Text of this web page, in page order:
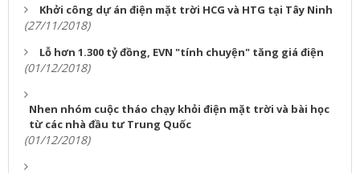
Khởi công dự án điện mặt trời HCG và HTG tại Tây Ninh
(27/11/2018)
Lỗ hơn 1.300 tỷ đồng, EVN "tính chuyện" tăng giá điện
(01/12/2018)
Nhen nhóm cuộc tháo chạy khỏi điện mặt trời và bài học
từ các nhà đầu tư Trung Quốc
(01/12/2018)